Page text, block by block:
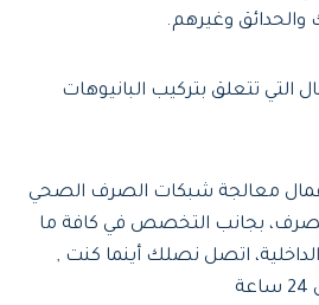
والحدائق وغيرهم.
التي تتعلق بتركيب البانيوهات
معالجة شبكات الصرف الصحي
بجانب التخصص في كافة ما
اتصل نصلك أينما كنت ,